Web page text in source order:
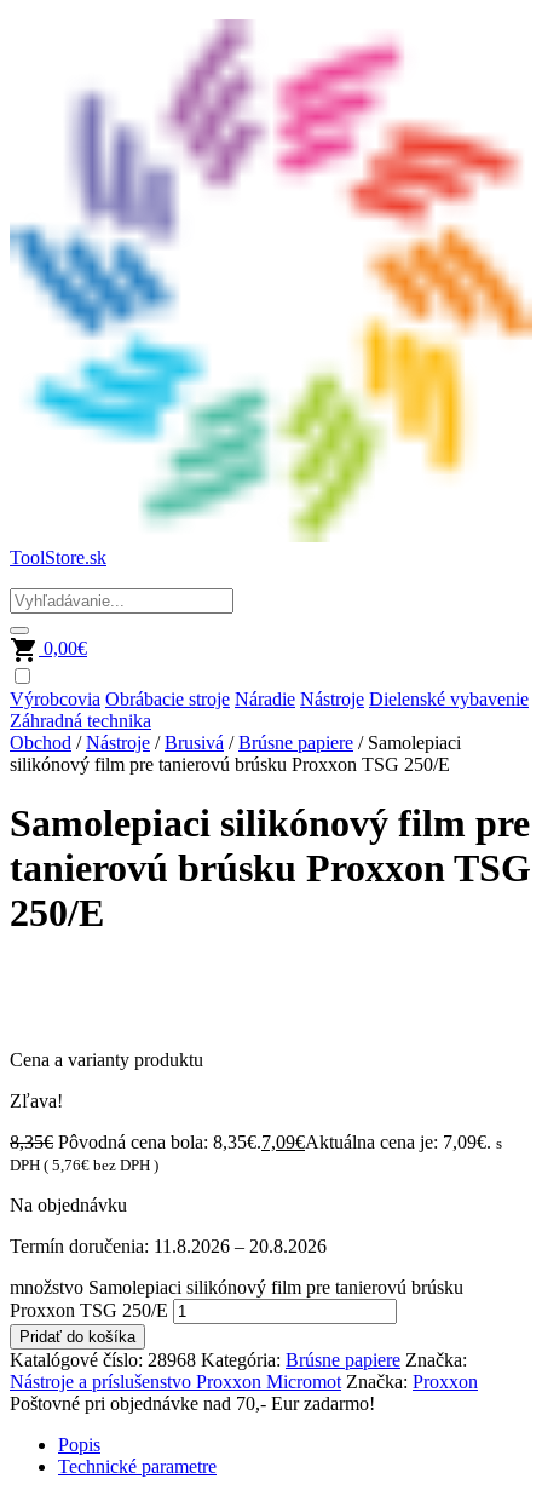
ToolStore.sk
0,00€
Výrobcovia Obrábacie stroje Náradie Nástroje Dielenské vybavenie
Záhradná technika
Obchod /Nástroje /Brusivá /Brúsne papiere / Samolepiaci
silikónový film pre tanierovú brúsku Proxxon TSG 250/E
Samolepiaci silikónový film pre
tanierovú brúsku Proxxon TSG
250/E
Cena a varianty produktu
Zľava!
8,35€ Pôvodná cena bola: 8,35€.7,09€Aktuálna cena je: 7,09€. s
DPH ( 5,76€ bez DPH )
Na objednávku
Termín doručenia: 11.8.2026 – 20.8.2026
množstvo Samolepiaci silikónový film pre tanierovú brúsku
Proxxon TSG 250/E
Pridať do košíka
Katalógové číslo: 28968 Kategória: Brúsne papiere Značka:
Nástroje a príslušenstvo Proxxon Micromot Značka: Proxxon
Poštovné pri objednávke nad 70,- Eur zadarmo!
Popis
Technické parametre